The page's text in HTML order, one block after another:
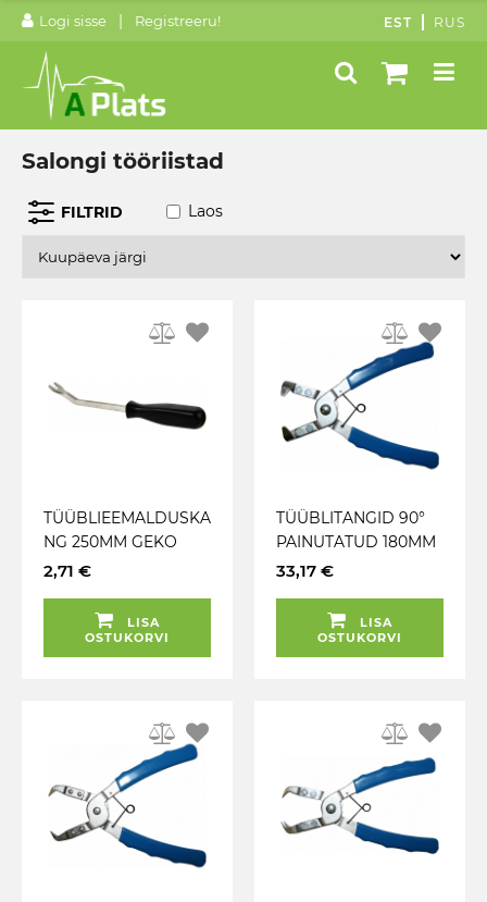
Logi sisse | Registreeru! EST RUS
Salongi tööriistad
FILTRID Laos
TÜÜBLIEEMALDUSKA
NG 250MM GEKO
2,71 €
LISA
OSTUKORVI
TÜÜBLITANGID 90°
PAINUTATUD 180MM
TRIUMF
33,17 €
LISA
OSTUKORVI